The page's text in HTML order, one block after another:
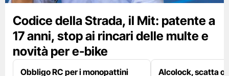
Codice della Strada, il Mit: patente a
17 anni, stop ai rincari delle multe e
novità per e-bike
Obbligo RC per i monopattini
Alcolock, scatta